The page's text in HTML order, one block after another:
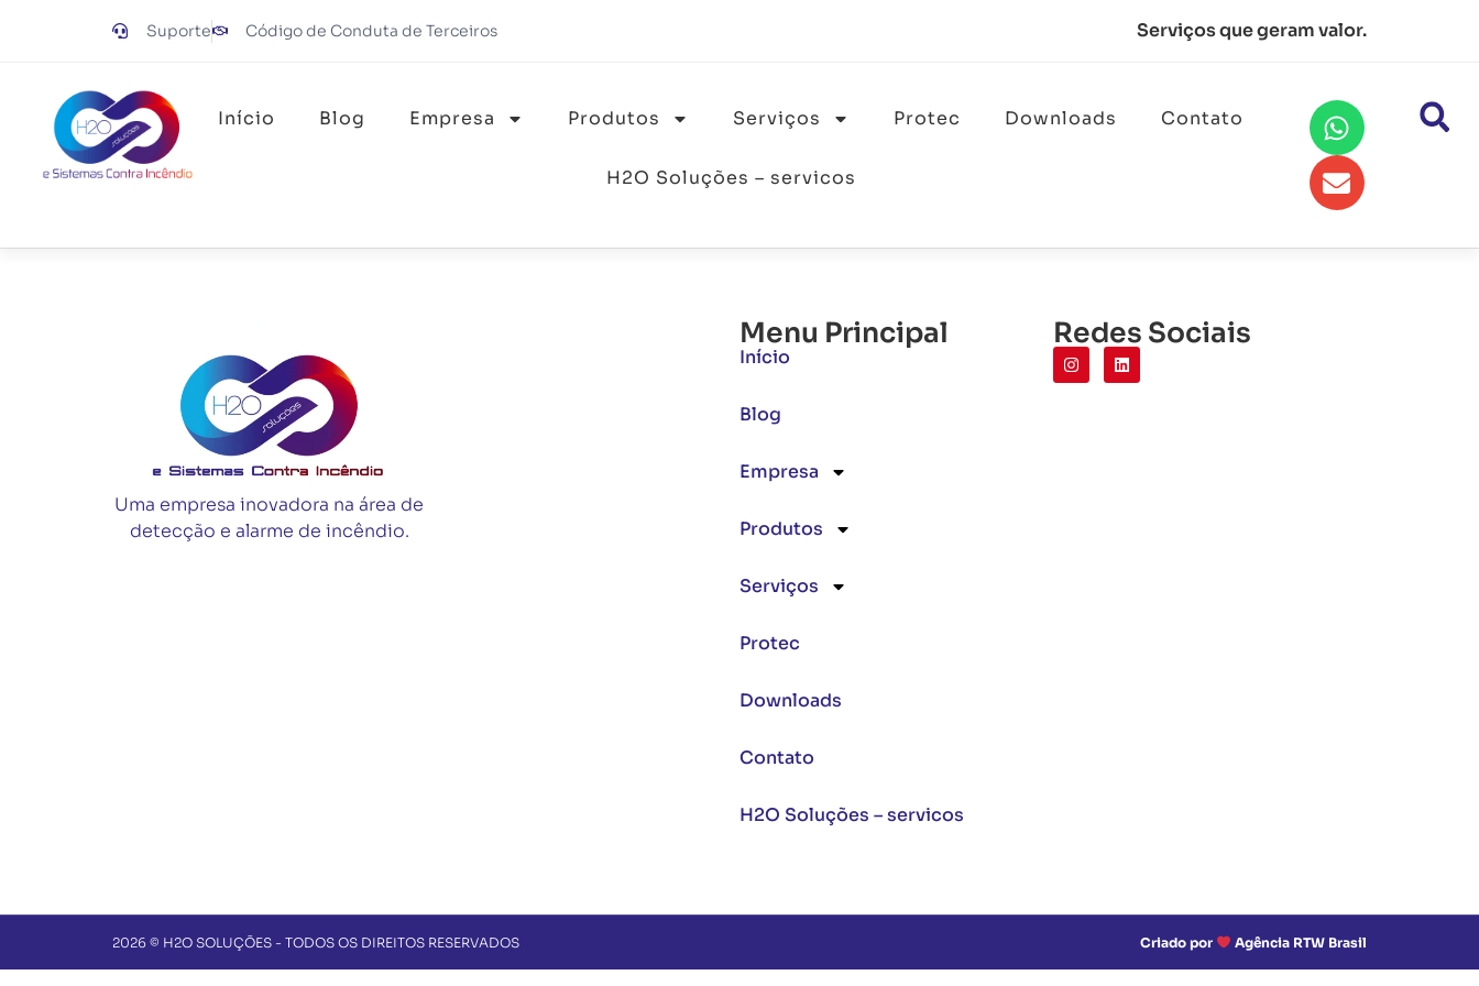
Suporte Código de Conduta de Terceiros Serviços que geram valor.
Início Blog Empresa Produtos Serviços Protec Downloads Contato
H2O Soluções – servicos
Uma empresa inovadora na área de
detecção e alarme de incêndio.
Menu Principal
Início
Blog
Empresa
Produtos
Serviços
Protec
Downloads
Contato
H2O Soluções – servicos
Redes Sociais
2026 © H2O SOLUÇÕES - TODOS OS DIREITOS RESERVADOS Criado por Agência RTW Brasil